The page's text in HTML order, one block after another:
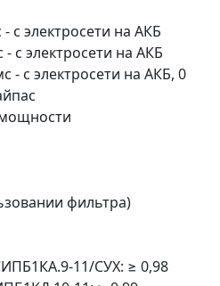
с электросети на АКБ
с электросети на АКБ
с электросети на АКБ, 0
фильтра)
11/СУХ: ≥ 0,98